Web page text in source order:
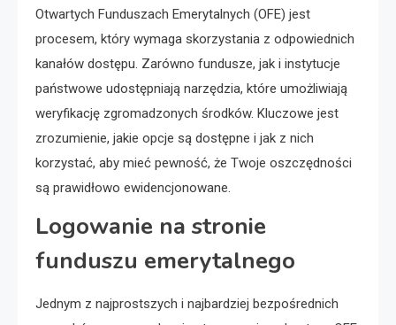
Otwartych Funduszach Emerytalnych (OFE) jest
procesem, który wymaga skorzystania z odpowiednich
kanałów dostępu. Zarówno fundusze, jak i instytucje
państwowe udostępniają narzędzia, które umożliwiają
weryfikację zgromadzonych środków. Kluczowe jest
zrozumienie, jakie opcje są dostępne i jak z nich
korzystać, aby mieć pewność, że Twoje oszczędności
są prawidłowo ewidencjonowane.
Logowanie na stronie
funduszu emerytalnego
Jednym z najprostszych i najbardziej bezpośrednich